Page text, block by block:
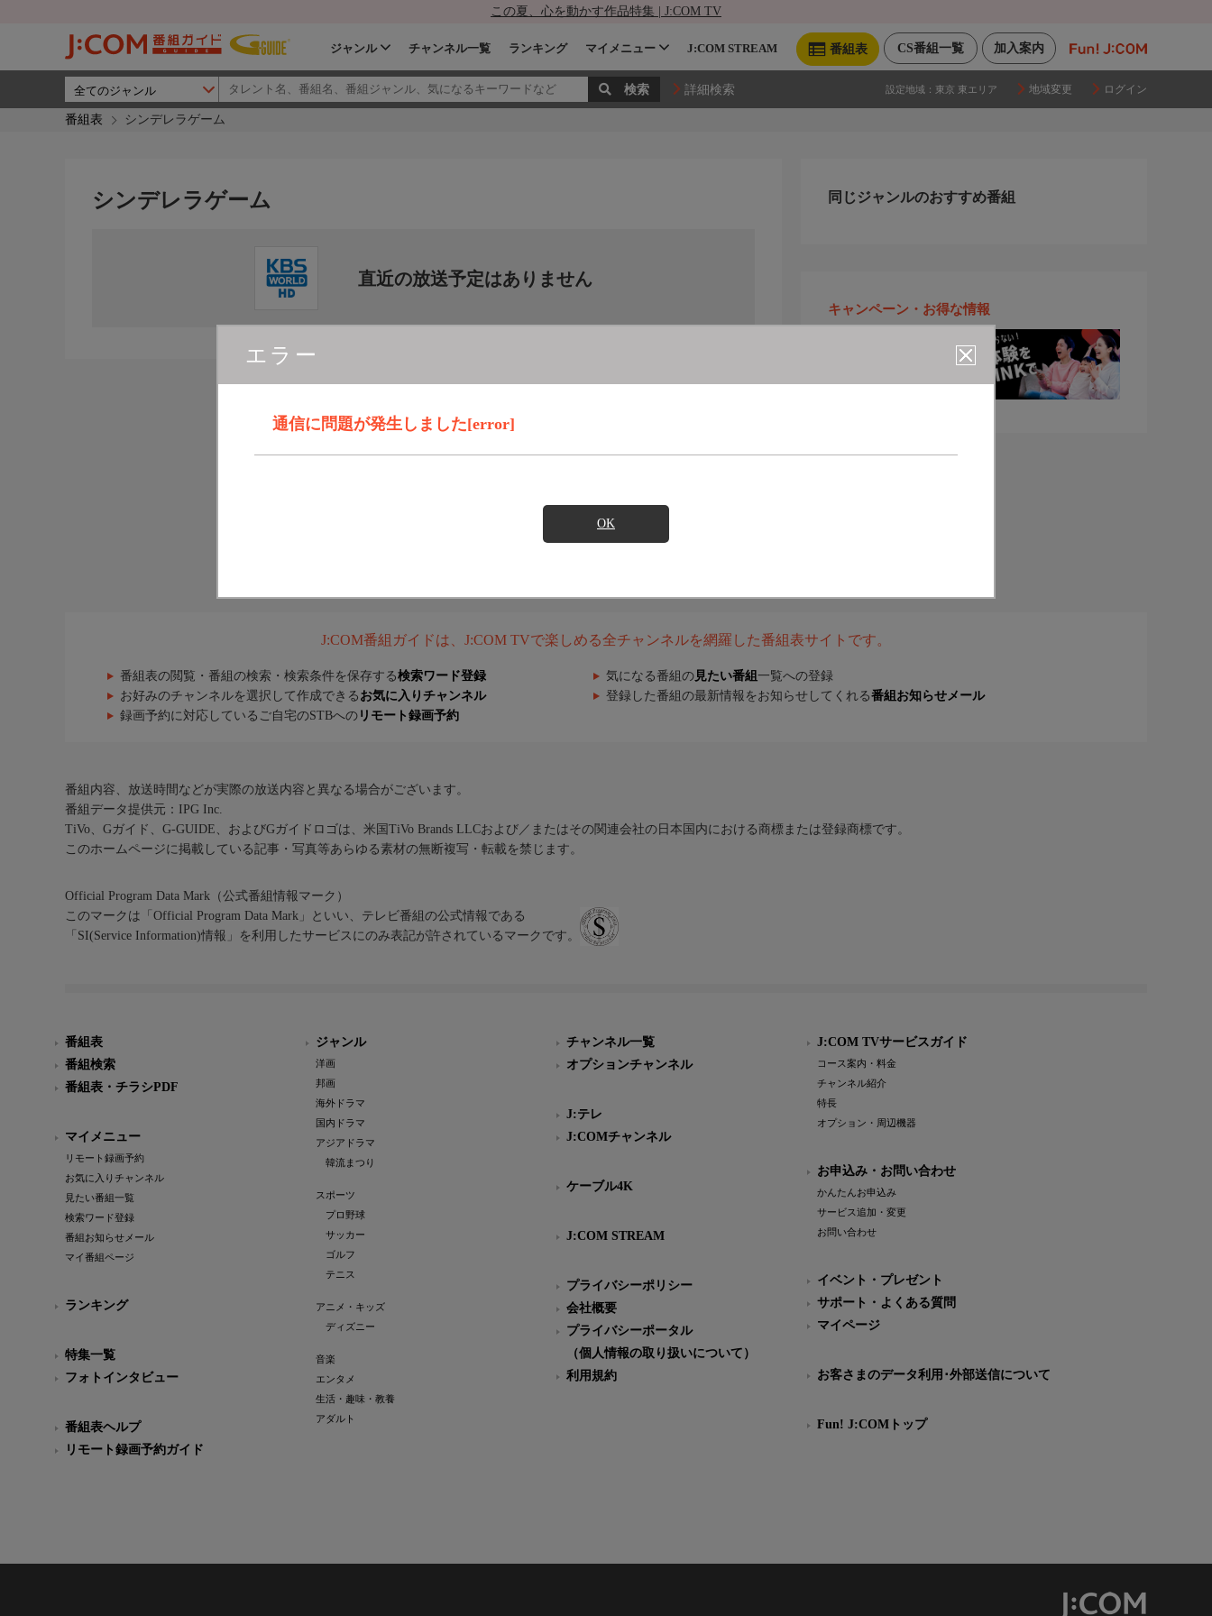
この夏、心を動かす作品特集 | J:COM TV
加入案内
CS番組一覧
番組表
ジャンル チャンネル一覧 ランキング マイメニュー J:COM STREAM
詳細検索 設定地域： 東京 東エリア 地域変更 ログイン
番組表 シンデレラゲーム
エラー
通信に問題が発生しました[error]
OK
シンデレラゲーム
直近の放送予定はありません
同じジャンルのおすすめ番組
キャンペーン・お得な情報
J:COM番組ガイドは、J:COM TVで楽しめる全チャンネルを網羅した番組表サイトです。
番組表の閲覧・番組の検索・検索条件を保存する検索ワード登録 気になる番組の 見たい番組 一覧への登録
お好みのチャンネルを選択して作成できる お気に入りチャンネル 登録した番組の最新情報をお知らせしてくれる番組お知らせメール
録画予約に対応しているご自宅のSTBへの リモート録画予約
番組内容、放送時間などが実際の放送内容と異なる場合がございます。
番組データ提供元：IPG Inc.
TiVo、Gガイド、G-GUIDE、およびGガイドロゴは、米国TiVo Brands LLCおよび／またはその関連会社の日本国内における商標または登録商標です。
このホームページに掲載している記事・写真等あらゆる素材の無断複写・転載を禁じます。
Official Program Data Mark（公式番組情報マーク）
このマークは「Official Program Data Mark」といい、テレビ番組の公式情報である
「SI(Service Information)情報」を利用したサービスにのみ表記が許されているマークです。
番組表
番組検索
番組表・チラシPDF
マイメニュー
リモート録画予約
お気に入りチャンネル
見たい番組一覧
検索ワード登録
番組お知らせメール
マイ番組ページ
ランキング
特集一覧
フォトインタビュー
番組表ヘルプ
リモート録画予約ガイド
ジャンル
洋画
邦画
海外ドラマ
国内ドラマ
アジアドラマ
韓流まつり
スポーツ
プロ野球
サッカー
ゴルフ
テニス
アニメ・キッズ
ディズニー
音楽
エンタメ
生活・趣味・教養
アダルト
チャンネル一覧
オプションチャンネル
J:テレ
J:COMチャンネル
ケーブル4K
J:COM STREAM
プライバシーポリシー
会社概要
プライバシーポータル
（個人情報の取り扱いについて）
利用規約
J:COM TVサービスガイド
コース案内・料金
チャンネル紹介
特長
オプション・周辺機器
お申込み・お問い合わせ
かんたんお申込み
サービス追加・変更
お問い合わせ
イベント・プレゼント
サポート・よくある質問
マイページ
お客さまのデータ利用･外部送信について
Fun! J:COMトップ